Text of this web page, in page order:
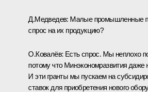
Д.Медведев: Малые промышленные
спрос на их продукцию?
О.Ковалёв: Есть спрос. Мы неплохо
потому что Минэкономразвития даже
И эти гранты мы пускаем на
ставок для приобретения нового